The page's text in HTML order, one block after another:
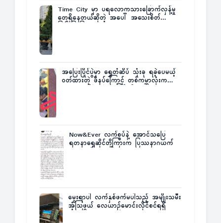
Time City မှာ ပရလောကသားခြောက်လှန့်မှု
တွေရှိနေတယ်ဆိုတဲ့ အပေါ် အသေးစိတ်
အပြေးပြိုင်ပွဲမှာ ရွှေတံဆိပ် သုံးခု ရခဲ့ပေမယ့်
ဝတ်ထားတဲ့ ဖိနပ်ကြောင့် တစ်ကမ္ဘာလုံးက
Now&Ever လက်စွပ်နဲ့ အောင်သပြေ
ရတနာရွှေဆိုင်တို့ကြားက ပြဿနာဂယက်
မွေးရာပါ လက်နှစ်ဖက်မပါသည့် အမျိုးသမီး
အံ့သြဖွယ် လေယာဉ်မောင်းလိုင်စင်ရရှိ